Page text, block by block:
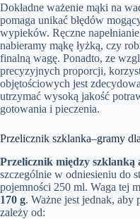
Dokładne ważenie mąki na
pomaga unikać błędów
wypieków. Ręczne
nabieramy mąkę łyżką, czy
finalną wagę. Ponadto, ze
precyzyjnych proporcji,
objętościowych jest
utrzymać wysoką jakość
gotowania i pieczenia.
Przelicznik szklanka–gramy
Przelicznik między szklanką
szczególnie w odniesieniu do
pojemności 250 ml. Waga tej
170 g. Ważne jest jednak, aby
zależy od: